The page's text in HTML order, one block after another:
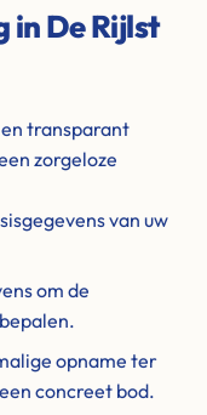
in De Rijlst
transparant
zorgeloze
van uw
om de
opname ter
concreet bod.